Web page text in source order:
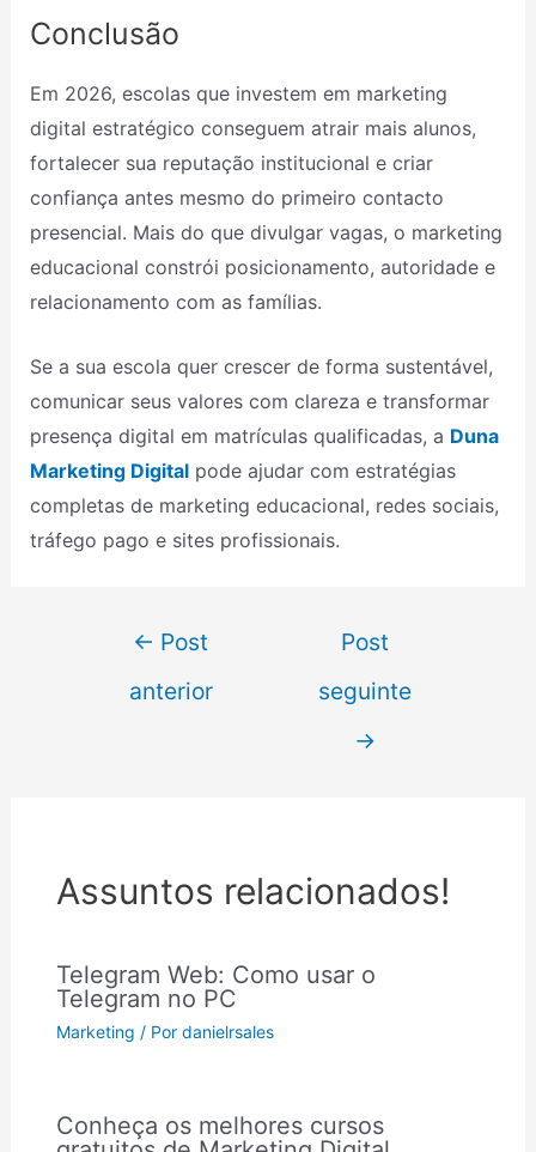
Conclusão
Em 2026, escolas que investem em marketing
digital estratégico conseguem atrair mais alunos,
fortalecer sua reputação institucional e criar
confiança antes mesmo do primeiro contacto
presencial. Mais do que divulgar vagas, o marketing
educacional constrói posicionamento, autoridade e
relacionamento com as famílias.
Se a sua escola quer crescer de forma sustentável,
comunicar seus valores com clareza e transformar
presença digital em matrículas qualificadas, a Duna
Marketing Digitalpode ajudar com estratégias
completas de marketing educacional, redes sociais,
tráfego pago e sites profissionais.
← Post
anterior
Post
seguinte
→
Assuntos relacionados!
Telegram Web: Como usar o
Telegram no PC
Marketing / Pordanielrsales
Conheça os melhores cursos